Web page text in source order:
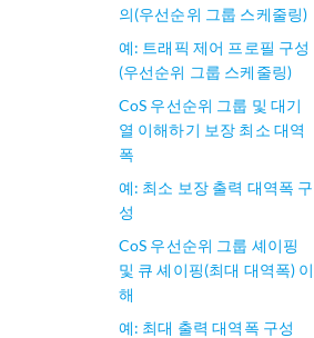
의(우선순위 그룹 스케줄링)
예: 트래픽 제어 프로필 구성
(우선순위 그룹 스케줄링)
CoS 우선순위 그룹 및 대기
열 이해하기 보장 최소 대역
폭
예: 최소 보장 출력 대역폭 구
성
CoS 우선순위 그룹 셰이핑
및 큐 셰이핑(최대 대역폭) 이
해
예: 최대 출력 대역폭 구성